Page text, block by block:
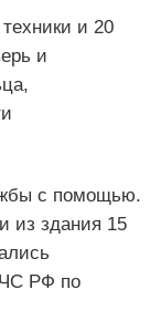
и 20
и
с помощью.
из здания 15
РФ по